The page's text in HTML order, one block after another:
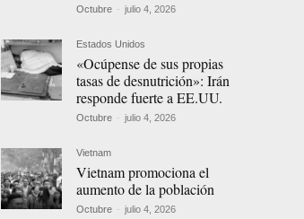
Octubre - julio 4, 2026
Estados Unidos
«Ocúpense de sus propias
tasas de desnutrición»: Irán
responde fuerte a EE.UU.
Octubre - julio 4, 2026
Vietnam
Vietnam promociona el
aumento de la población
Octubre - julio 4, 2026